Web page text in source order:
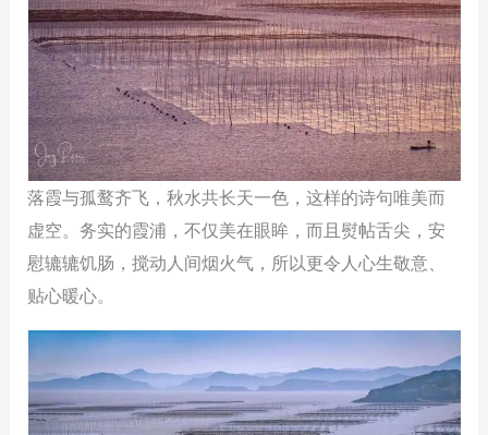
落霞与孤鹜齐飞，秋水共长天一色，这样的诗句唯美而
虚空。务实的霞浦，不仅美在眼眸，而且熨帖舌尖，安
慰辘辘饥肠，搅动人间烟火气，所以更令人心生敬意、
贴心暖心。